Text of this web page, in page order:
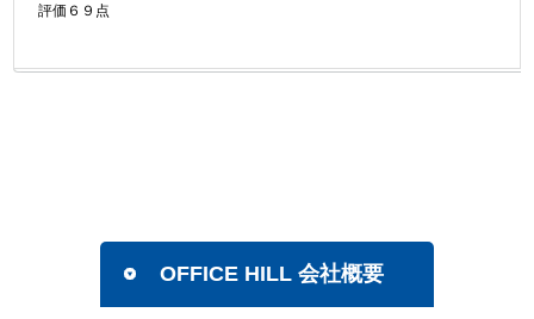
評価６９点
OFFICE HILL 会社概要